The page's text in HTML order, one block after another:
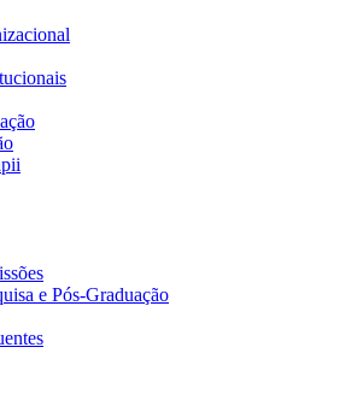
e Pós-Graduação